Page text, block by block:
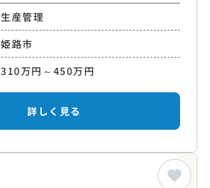
生産管理
姫路市
310万円～450万円
詳しく見る